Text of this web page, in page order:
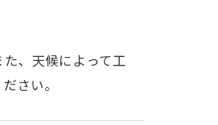
、天候によって工
さい。